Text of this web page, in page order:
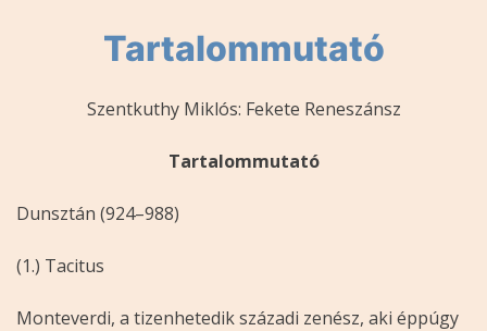
Tartalommutató
Szentkuthy Miklós: Fekete Reneszánsz
Tartalommutató
Dunsztán (924–988)
(1.) Tacitus
Monteverdi, a tizenhetedik századi zenész, aki éppúgy